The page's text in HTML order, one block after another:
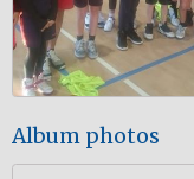
Album photos